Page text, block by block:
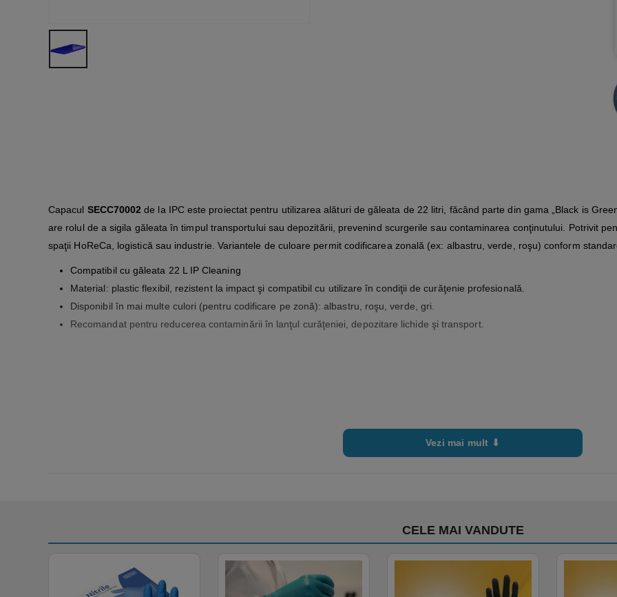
Capacul SECC70002 de la IPC este proiectat pentru utilizarea alături de găleata de 22 litri, făcând parte din gama „Black is
are rolul de a sigila găleata în timpul transportului sau depozitării, prevenind scurgerile sau contaminarea conţinutului. Potrivit
spaţii HoReCa, logistică sau industrie. Variantele de culoare permit codificarea zonală (ex: albastru, verde, roşu) conform
Compatibil cu găleata 22 L IP Cleaning
Material: plastic flexibil, rezistent la impact şi compatibil cu utilizare în condiţii de curăţenie profesională.
Disponibil în mai multe culori (pentru codificare pe zonă): albastru, roşu, verde, gri.
Recomandat pentru reducerea contaminării în lanţul curăţeniei, depozitare lichide şi transport.
Vezi mai mult ⬇
CELE MAI VANDUTE